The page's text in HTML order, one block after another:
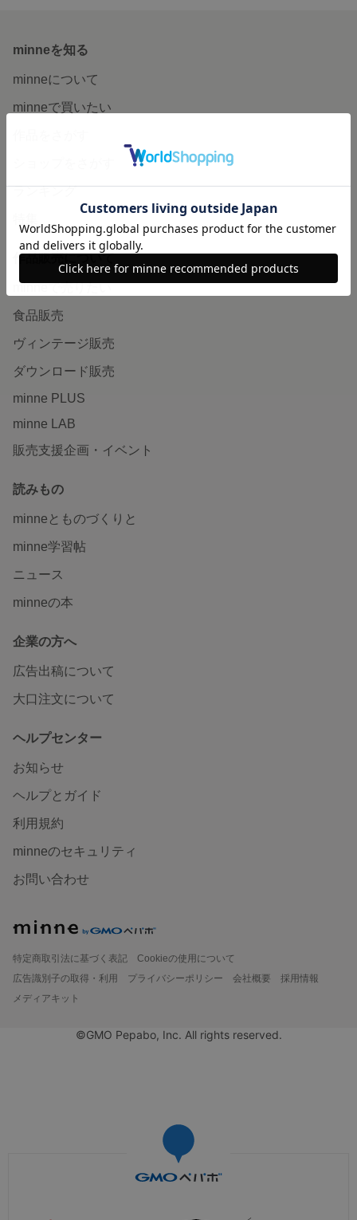
minneを知る
minneについて
minneで買いたい
ランキング
作品販売について
minneで売りたい
食品販売
ヴィンテージ販売
ダウンロード販売
minne PLUS
minne LAB
販売支援企画・イベント
読みもの
minneとものづくりと
minne学習帖
ニュース
minneの本
企業の方へ
広告出稿について
大口注文について
ヘルプセンター
お知らせ
ヘルプとガイド
利用規約
minneのセキュリティ
お問い合わせ
特定商取引法に基づく表記
Cookieの使用について
広告識別子の取得・利用
プライバシーポリシー 会社概要
採用情報
メディアキット
©GMO Pepabo, Inc. All rights reserved.